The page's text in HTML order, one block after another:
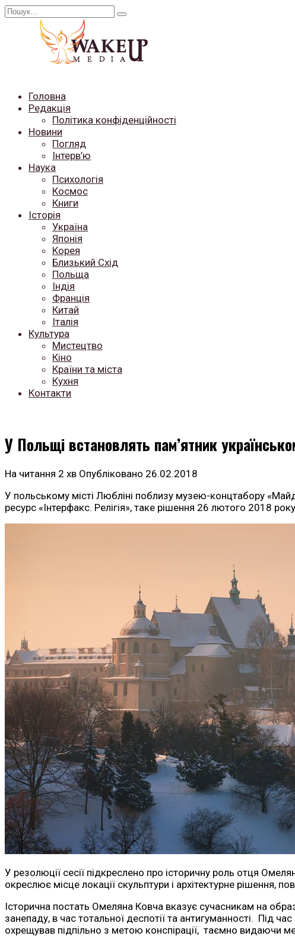
Перейти
Search
Головна
Редакція
Політика конфіденційності
Новини
Погляд
Інтерв’ю
Наука
Психологія
Космос
Книги
Історія
Україна
Японія
Корея
Близький Схід
Польща
Індія
Франція
Китай
Італія
Культура
Мистецтво
Кіно
Країни та міста
Кухня
Контакти
У Польщі встановлять пам’ятник
На читання 2 хв Опубліковано 26.02.2018
У польському місті Любліні поблизу музею-концтабору
ресурс «Інтерфакс. Релігія», таке рішення 26 лютого 2018
У резолюції сесії підкреслено про історичну роль отця
окреслює місце локації скульптури і архітектурне рішення,
Історична постать Омеляна Ковча вказує сучасникам на
занепаду, в час тотальної деспотії та антигуманності. Під
охрещував підпільно з метою конспірації, таємно видаючи